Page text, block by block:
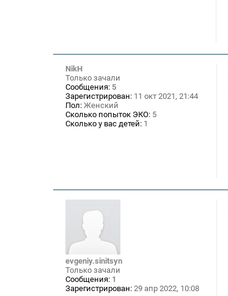
NikH
Только зачали
Сообщения: 5
Зарегистрирован: 11 окт 2021, 21:44
Пол: Женский
Сколько попыток ЭКО: 5
Сколько у вас детей: 1
evgeniy.sinitsyn
Только зачали
Сообщения: 1
Зарегистрирован: 29 апр 2022, 10:08